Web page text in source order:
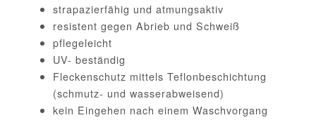
strapazierfähig und atmungsaktiv
resistent gegen Abrieb und Schweiß
pflegeleicht
UV- beständig
Fleckenschutz mittels Teflonbeschichtung
(schmutz- und wasserabweisend)
kein Eingehen nach einem Waschvorgang